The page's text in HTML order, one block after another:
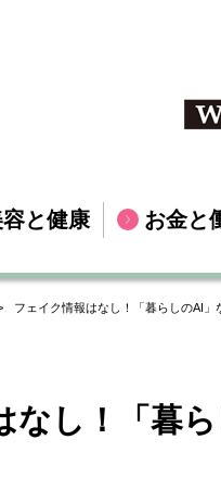
と健康 お金と
フェイク情報はなし！「暮らしのAI
なし！「暮